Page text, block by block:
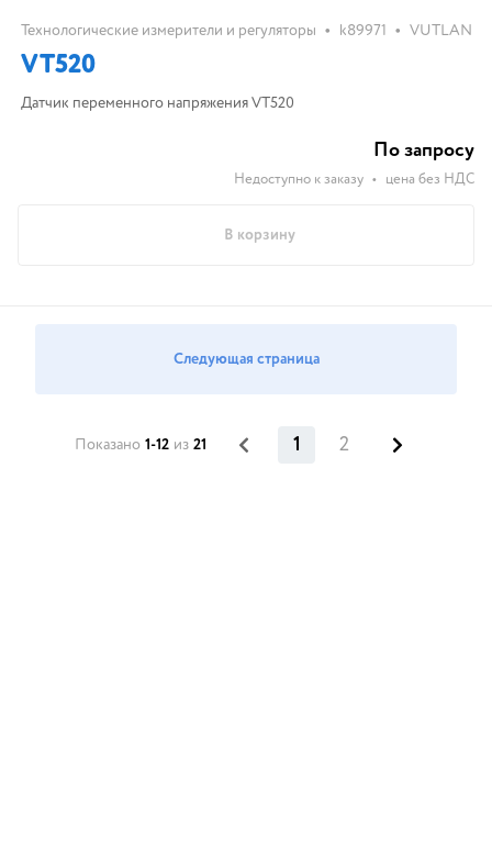
Технологические измерители и регуляторы • k89971 • VUTLAN
VT520
Датчик переменного напряжения VT520
По запросу
Недоступно к заказу • цена без НДС
В корзину
Следующая страница
Показано 1-12 из 21 1 2